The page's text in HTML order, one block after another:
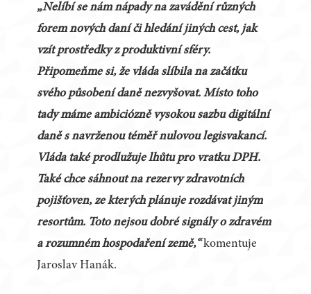
„Nelíbí se nám nápady na zavádění různých
forem nových daní či hledání jiných cest, jak
vzít prostředky z produktivní sféry.
Připomeňme si, že vláda slíbila na začátku
svého působení daně nezvyšovat. Místo toho
tady máme ambiciózně vysokou sazbu digitální
daně s navrženou téměř nulovou legisvakancí.
Vláda také prodlužuje lhůtu pro vratku DPH.
Také chce sáhnout na rezervy zdravotních
pojišťoven, ze kterých plánuje rozdávat jiným
resortům. Toto nejsou dobré signály o zdravém
a rozumném hospodaření země,“komentuje
Jaroslav Hanák.